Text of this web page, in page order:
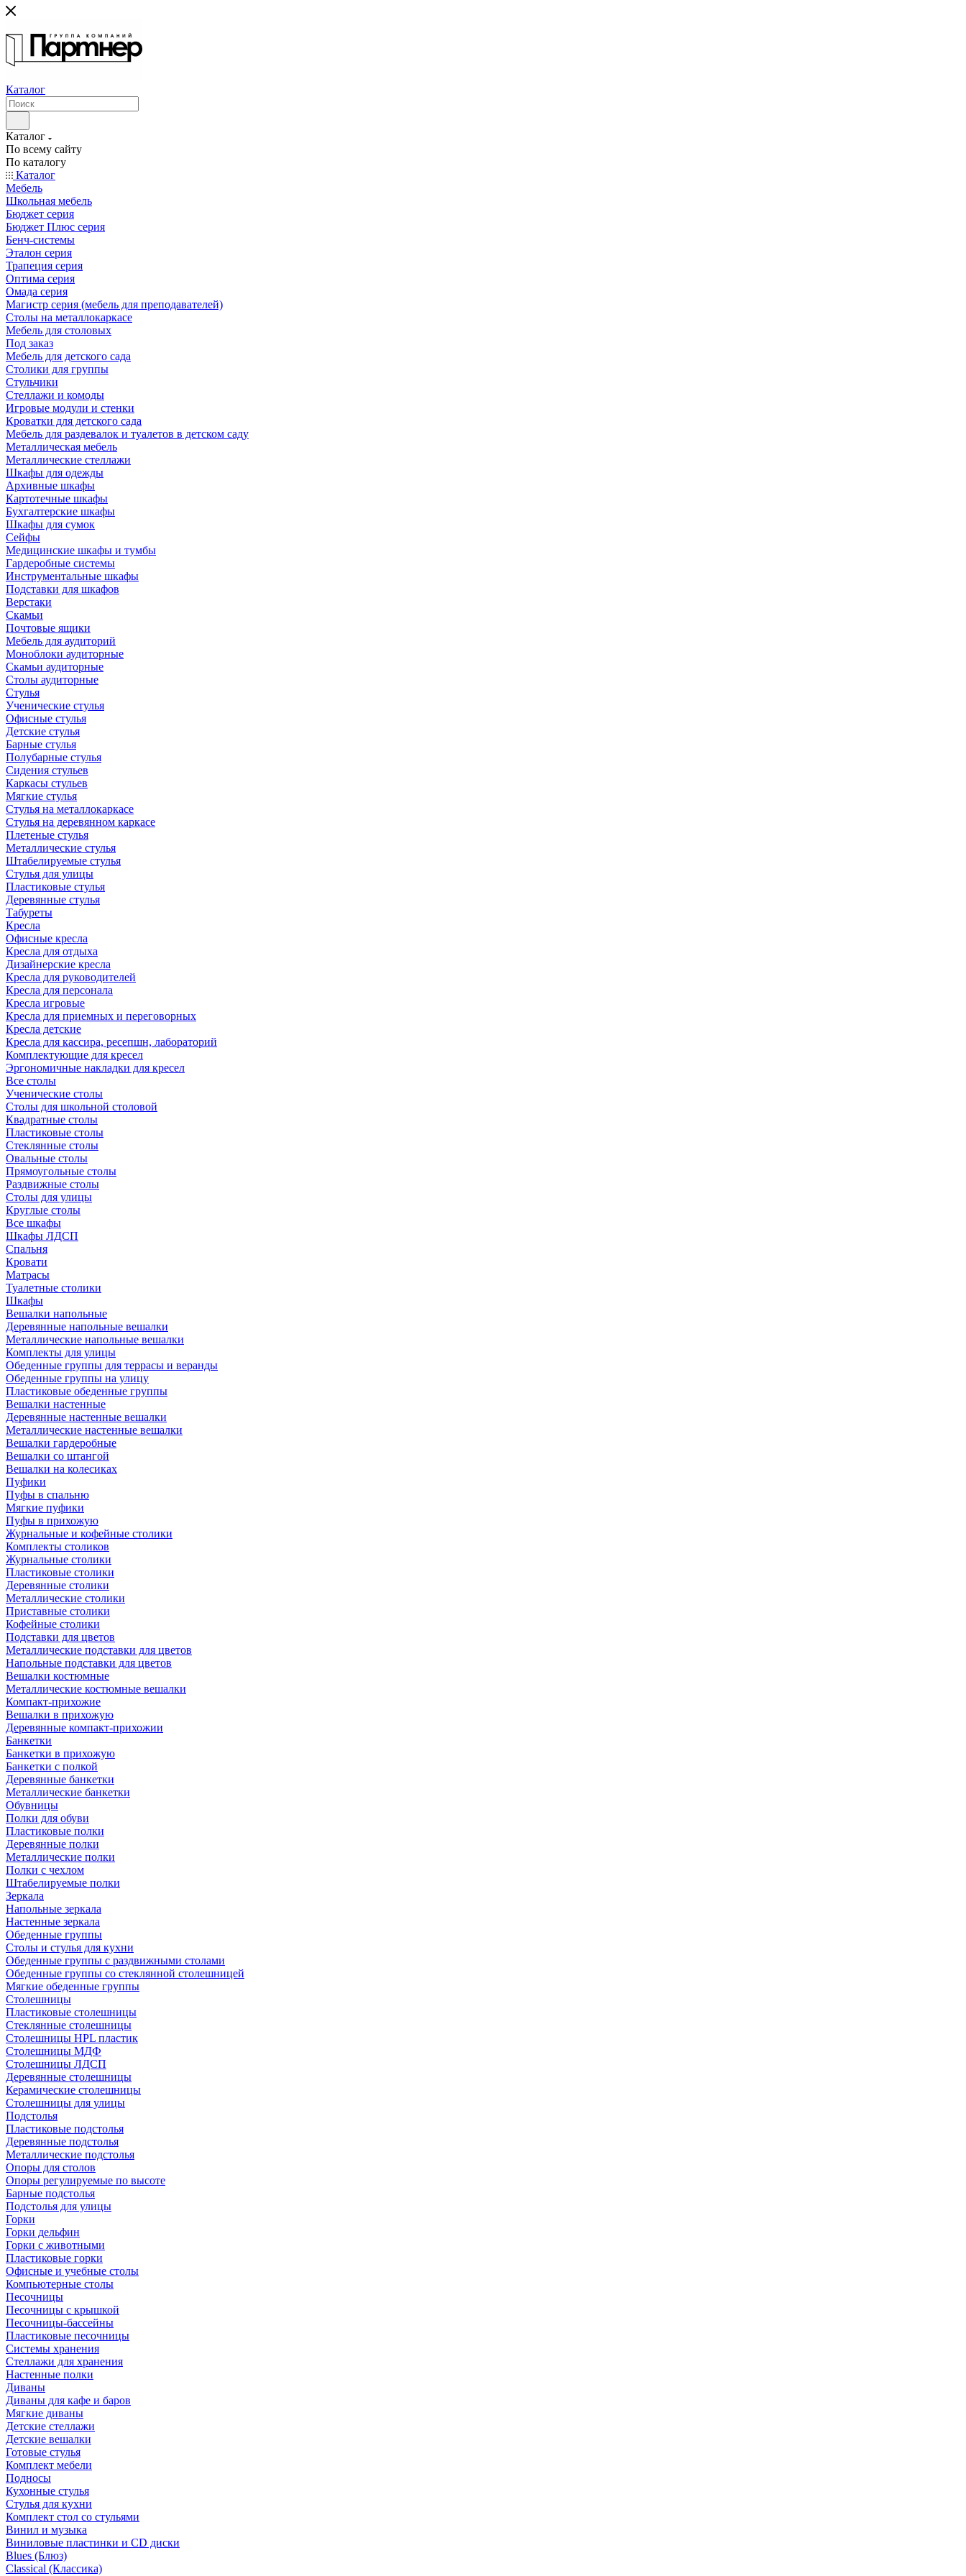
Каталог
Каталог
По всему сайту
По каталогу
Каталог
Мебель
Школьная мебель
Бюджет серия
Бюджет Плюс серия
Бенч-системы
Эталон серия
Трапеция серия
Оптима серия
Омада серия
Магистр серия (мебель для преподавателей)
Столы на металлокаркасе
Мебель для столовых
Под заказ
Мебель для детского сада
Столики для группы
Стульчики
Стеллажи и комоды
Игровые модули и стенки
Кроватки для детского сада
Мебель для раздевалок и туалетов в детском саду
Металлическая мебель
Металлические стеллажи
Шкафы для одежды
Архивные шкафы
Картотечные шкафы
Бухгалтерские шкафы
Шкафы для сумок
Сейфы
Медицинские шкафы и тумбы
Гардеробные системы
Инструментальные шкафы
Подставки для шкафов
Верстаки
Скамьи
Почтовые ящики
Мебель для аудиторий
Моноблоки аудиторные
Скамьи аудиторные
Столы аудиторные
Стулья
Ученические стулья
Офисные стулья
Детские стулья
Барные стулья
Полубарные стулья
Сидения стульев
Каркасы стульев
Мягкие стулья
Стулья на металлокаркасе
Стулья на деревянном каркасе
Плетеные стулья
Металлические стулья
Штабелируемые стулья
Стулья для улицы
Пластиковые стулья
Деревянные стулья
Табуреты
Кресла
Офисные кресла
Кресла для отдыха
Дизайнерские кресла
Кресла для руководителей
Кресла для персонала
Кресла игровые
Кресла для приемных и переговорных
Кресла детские
Кресла для кассира, ресепшн, лабораторий
Комплектующие для кресел
Эргономичные накладки для кресел
Все столы
Ученические столы
Столы для школьной столовой
Квадратные столы
Пластиковые столы
Стеклянные столы
Овальные столы
Прямоугольные столы
Раздвижные столы
Столы для улицы
Круглые столы
Все шкафы
Шкафы ЛДСП
Спальня
Кровати
Матрасы
Туалетные столики
Шкафы
Вешалки напольные
Деревянные напольные вешалки
Металлические напольные вешалки
Комплекты для улицы
Обеденные группы для террасы и веранды
Обеденные группы на улицу
Пластиковые обеденные группы
Вешалки настенные
Деревянные настенные вешалки
Металлические настенные вешалки
Вешалки гардеробные
Вешалки со штангой
Вешалки на колесиках
Пуфики
Пуфы в спальню
Мягкие пуфики
Пуфы в прихожую
Журнальные и кофейные столики
Комплекты столиков
Журнальные столики
Пластиковые столики
Деревянные столики
Металлические столики
Приставные столики
Кофейные столики
Подставки для цветов
Металлические подставки для цветов
Напольные подставки для цветов
Вешалки костюмные
Металлические костюмные вешалки
Компакт-прихожие
Вешалки в прихожую
Деревянные компакт-прихожии
Банкетки
Банкетки в прихожую
Банкетки с полкой
Деревянные банкетки
Металлические банкетки
Обувницы
Полки для обуви
Пластиковые полки
Деревянные полки
Металлические полки
Полки с чехлом
Штабелируемые полки
Зеркала
Напольные зеркала
Настенные зеркала
Обеденные группы
Столы и стулья для кухни
Обеденные группы с раздвижными столами
Обеденные группы со стеклянной столешницей
Мягкие обеденные группы
Столешницы
Пластиковые столешницы
Стеклянные столешницы
Столешницы HPL пластик
Столешницы МДФ
Столешницы ЛДСП
Деревянные столешницы
Керамические столешницы
Столешницы для улицы
Подстолья
Пластиковые подстолья
Деревянные подстолья
Металлические подстолья
Опоры для столов
Опоры регулируемые по высоте
Барные подстолья
Подстолья для улицы
Горки
Горки дельфин
Горки с животными
Пластиковые горки
Офисные и учебные столы
Компьютерные столы
Песочницы
Песочницы с крышкой
Песочницы-бассейны
Пластиковые песочницы
Системы хранения
Стеллажи для хранения
Настенные полки
Диваны
Диваны для кафе и баров
Мягкие диваны
Детские стеллажи
Детские вешалки
Готовые стулья
Комплект мебели
Подносы
Кухонные стулья
Стулья для кухни
Комплект стол со стульями
Винил и музыка
Виниловые пластинки и CD диски
Blues (Блюз)
Classical (Классика)